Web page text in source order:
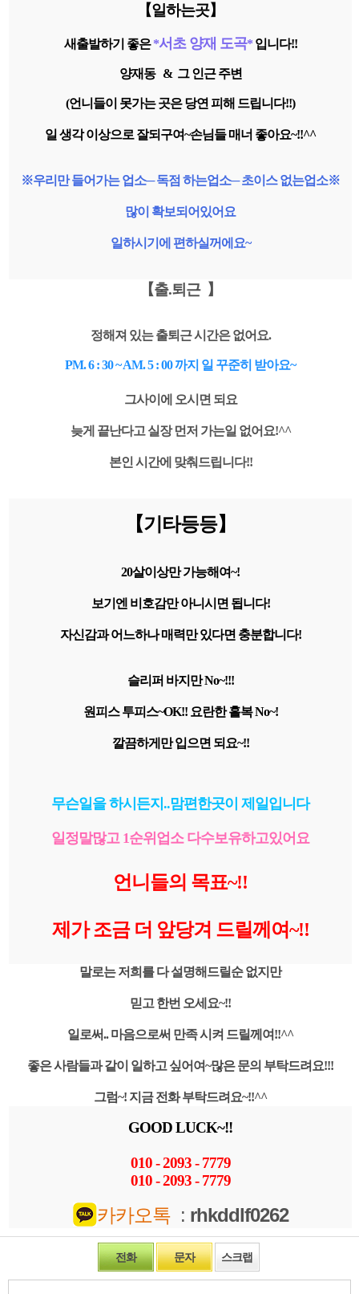
【일하는곳】
새출발하기 좋은*서초 양재 도곡* 입니다!!
양재동 & 그 인근 주변
(언니들이 못가는 곳은 당연 피해 드립니다!!)
일 생각 이상으로 잘되구여~손님들 매너 좋아요~!!^^
※우리만 들어가는 업소─ 독점 하는업소─ 초이스 없는업소※
많이 확보되어있어요
일하시기에 편하실꺼에요~
【출.퇴근 】
정해져 있는 출퇴근 시간은 없어요.
PM. 6 : 30 ~ AM. 5 : 00 까지 일 꾸준히 받아요~
그사이에 오시면 되요
늦게 끝난다고 실장 먼저 가는일 없어요!^^
본인 시간에 맞춰드립니다!!
【기타등등】
20살이상만 가능해여~!
보기엔 비호감만 아니시면 됩니다!
자신감과 어느하나 매력만 있다면 충분합니다!
슬리퍼 바지만 No~!!!
원피스 투피스~OK!! 요란한 홀복 No~!
깔끔하게만 입으면 되요~!!
무슨일을 하시든지..맘편한곳이 제일입니다
일정말많고 1순위업소 다수보유하고있어요
언니들의 목표~!!
제가 조금 더 앞당겨 드릴께여~!!
말로는 저희를 다 설명해드릴순 없지만
믿고 한번 오세요~!!
일로써.. 마음으로써 만족 시켜 드릴께여!!^^
좋은 사람들과 같이 일하고 싶어여~많은 문의 부탁드려요!!!
그럼~! 지금 전화 부탁드려요~!!^^
GOOD LUCK~!!
010 - 2093 - 7779
010 - 2093 - 7779
카카오톡 : rhkddlf0262
전화 문자 스크랩